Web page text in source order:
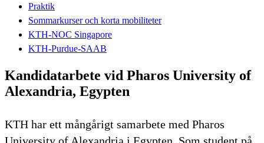
Praktik
Sommarkurser och korta mobiliteter
KTH-NOC Singapore
KTH-Purdue-SAAB
Kandidatarbete vid Pharos University of
Alexandria, Egypten
KTH har ett mångårigt samarbete med Pharos